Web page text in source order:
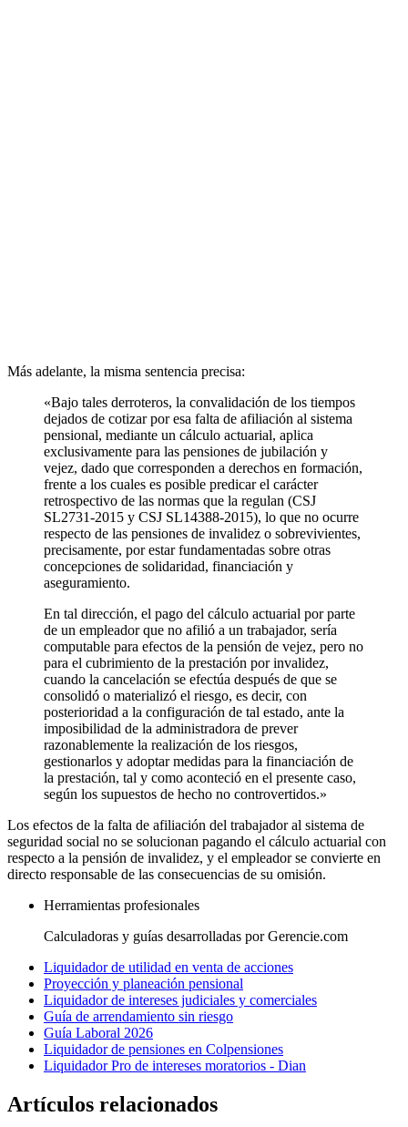
Más adelante, la misma sentencia precisa:
«Bajo tales derroteros, la convalidación de los tiempos
dejados de cotizar por esa falta de afiliación al sistema
pensional, mediante un cálculo actuarial, aplica
exclusivamente para las pensiones de jubilación y
vejez, dado que corresponden a derechos en formación,
frente a los cuales es posible predicar el carácter
retrospectivo de las normas que la regulan (CSJ
SL2731-2015 y CSJ SL14388-2015), lo que no ocurre
respecto de las pensiones de invalidez o sobrevivientes,
precisamente, por estar fundamentadas sobre otras
concepciones de solidaridad, financiación y
aseguramiento.
En tal dirección, el pago del cálculo actuarial por parte
de un empleador que no afilió a un trabajador, sería
computable para efectos de la pensión de vejez, pero no
para el cubrimiento de la prestación por invalidez,
cuando la cancelación se efectúa después de que se
consolidó o materializó el riesgo, es decir, con
posterioridad a la configuración de tal estado, ante la
imposibilidad de la administradora de prever
razonablemente la realización de los riesgos,
gestionarlos y adoptar medidas para la financiación de
la prestación, tal y como aconteció en el presente caso,
según los supuestos de hecho no controvertidos.»
Los efectos de la falta de afiliación del trabajador al sistema de
seguridad social no se solucionan pagando el cálculo actuarial con
respecto a la pensión de invalidez, y el empleador se convierte en
directo responsable de las consecuencias de su omisión.
Herramientas profesionales
Calculadoras y guías desarrolladas por Gerencie.com
Liquidador de utilidad en venta de acciones
Proyección y planeación pensional
Liquidador de intereses judiciales y comerciales
Guía de arrendamiento sin riesgo
Guía Laboral 2026
Liquidador de pensiones en Colpensiones
Liquidador Pro de intereses moratorios - Dian
Artículos relacionados